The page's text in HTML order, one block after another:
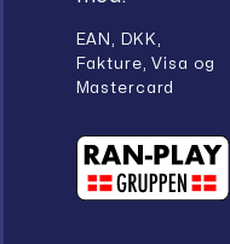
EAN, DKK,
Fakture, Visa og
Mastercard